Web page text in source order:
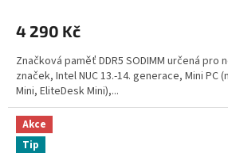
4 290 Kč
Značková paměť DDR5 SODIMM určená pro
značek, Intel NUC 13.-14. generace, Mini PC
Mini, EliteDesk Mini),...
Akce
Tip